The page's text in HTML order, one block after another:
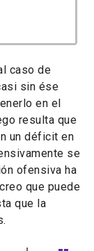
caso de
sin ése
en el
resulta que
un déficit en
se
ofensiva ha
que puede
que la